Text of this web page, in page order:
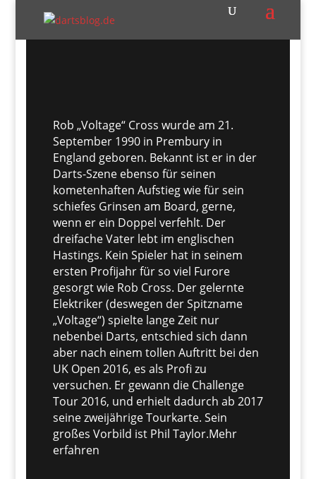
Rob „Voltage“ Cross wurde am 21.
September 1990 in Prembury in
England geboren. Bekannt ist er in der
Darts-Szene ebenso für seinen
kometenhaften Aufstieg wie für sein
schiefes Grinsen am Board, gerne,
wenn er ein Doppel verfehlt. Der
dreifache Vater lebt im englischen
Hastings. Kein Spieler hat in seinem
ersten Profijahr für so viel Furore
gesorgt wie Rob Cross. Der gelernte
Elektriker (deswegen der Spitzname
„Voltage“) spielte lange Zeit nur
nebenbei Darts, entschied sich dann
aber nach einem tollen Auftritt bei den
UK Open 2016, es als Profi zu
versuchen. Er gewann die Challenge
Tour 2016, und erhielt dadurch ab 2017
seine zweijährige Tourkarte. Sein
großes Vorbild ist Phil Taylor.Mehr
erfahren